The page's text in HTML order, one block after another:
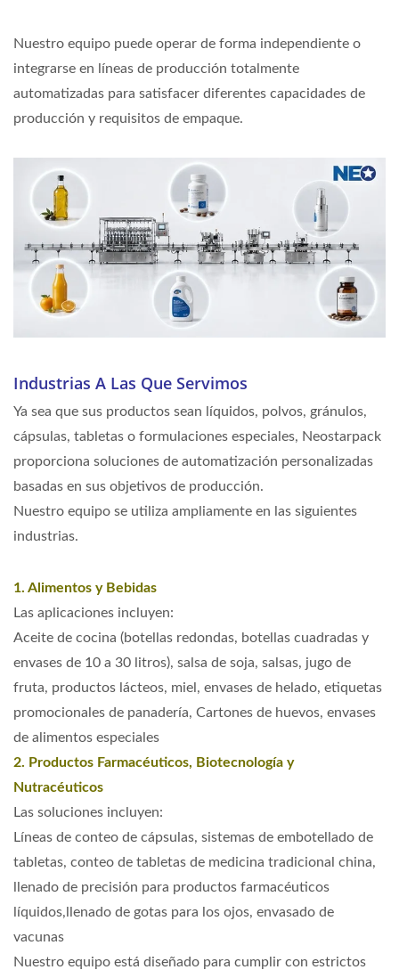
Nuestro equipo puede operar de forma independiente o
integrarse en líneas de producción totalmente
automatizadas para satisfacer diferentes capacidades de
producción y requisitos de empaque.
Industrias A Las Que Servimos
Ya sea que sus productos sean líquidos, polvos, gránulos,
cápsulas, tabletas o formulaciones especiales, Neostarpack
proporciona soluciones de automatización personalizadas
basadas en sus objetivos de producción.
Nuestro equipo se utiliza ampliamente en las siguientes
industrias.
1. Alimentos y Bebidas
Las aplicaciones incluyen:
Aceite de cocina (botellas redondas, botellas cuadradas y
envases de 10 a 30 litros), salsa de soja, salsas, jugo de
fruta, productos lácteos, miel, envases de helado, etiquetas
promocionales de panadería, Cartones de huevos, envases
de alimentos especiales
2. Productos Farmacéuticos, Biotecnología y
Nutracéuticos
Las soluciones incluyen:
Líneas de conteo de cápsulas, sistemas de embotellado de
tabletas, conteo de tabletas de medicina tradicional china,
llenado de precisión para productos farmacéuticos
líquidos, llenado de gotas para los ojos, envasado de
vacunas
Nuestro equipo está diseñado para cumplir con estrictos